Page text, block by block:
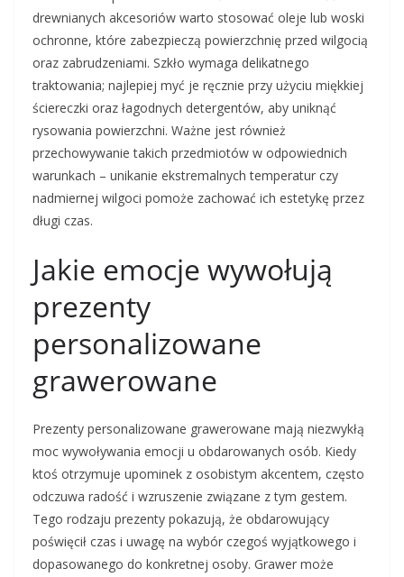
drewnianych akcesoriów warto stosować oleje lub woski
ochronne, które zabezpieczą powierzchnię przed wilgocią
oraz zabrudzeniami. Szkło wymaga delikatnego
traktowania; najlepiej myć je ręcznie przy użyciu miękkiej
ściereczki oraz łagodnych detergentów, aby uniknąć
rysowania powierzchni. Ważne jest również
przechowywanie takich przedmiotów w odpowiednich
warunkach – unikanie ekstremalnych temperatur czy
nadmiernej wilgoci pomoże zachować ich estetykę przez
długi czas.
Jakie emocje wywołują
prezenty
personalizowane
grawerowane
Prezenty personalizowane grawerowane mają niezwykłą
moc wywoływania emocji u obdarowanych osób. Kiedy
ktoś otrzymuje upominek z osobistym akcentem, często
odczuwa radość i wzruszenie związane z tym gestem.
Tego rodzaju prezenty pokazują, że obdarowujący
poświęcił czas i uwagę na wybór czegoś wyjątkowego i
dopasowanego do konkretnej osoby. Grawer może